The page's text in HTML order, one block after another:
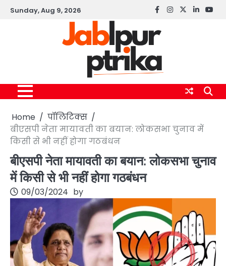
SkipSunday, Aug 9, 2026 Facebook
instagram
twitterlinkedin
Home
पॉलिटिक्स
बीएसपी नेता मायावती का बयान: लोकसभा चुनाव में
किसी से भी नहीं होगा गठबंधन
बीएसपी नेता मायावती का बयान: लोकसभा चुनाव
में किसी से भी नहीं होगा गठबंधन
09/03/2024 by